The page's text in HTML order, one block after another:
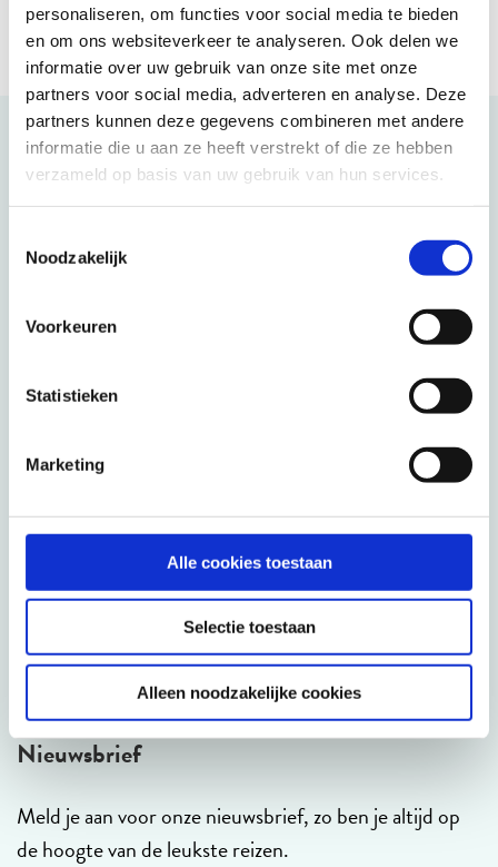
personaliseren, om functies voor social media te bieden
en om ons websiteverkeer te analyseren. Ook delen we
informatie over uw gebruik van onze site met onze
partners voor social media, adverteren en analyse. Deze
partners kunnen deze gegevens combineren met andere
informatie die u aan ze heeft verstrekt of die ze hebben
verzameld op basis van uw gebruik van hun services.
Noodzakelijk
Voorkeuren
Statistieken
Marketing
Alle cookies toestaan
Selectie toestaan
Alleen noodzakelijke cookies
Kunnen wij u helpen?
Op werkdagen bereikbaar tot 15:00 uur (woensdag en vrijdag tot 13:00 uur)
Maak een afspraak
088 3100 500
Op werkdagen bereikbaar tot 15:00 uur (woensdag en vrijdag tot 13:00 uur)
Nieuwsbrief
Meld je aan voor onze nieuwsbrief, zo ben je altijd op
de hoogte van de leukste reizen.